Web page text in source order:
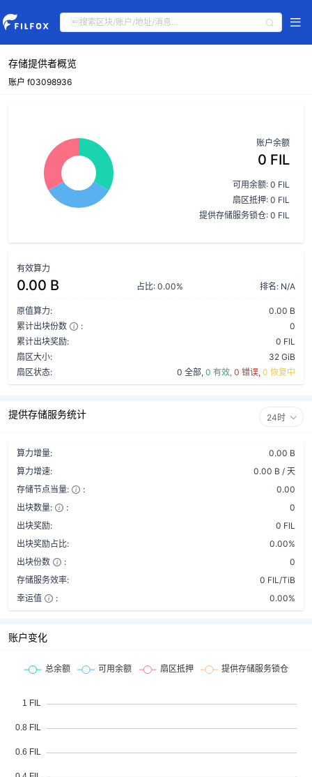
存储提供者概览
账户 f03098936
账户余额
0 FIL
可用余额: 0 FIL
扇区抵押: 0 FIL
提供存储服务锁仓: 0 FIL
有效算力
0.00 B 占比: 0.00% 排名: N/A
原值算力:
0.00 B
累计出块份数
:
0
累计出块奖励:
0 FIL
扇区大小:
32 GiB
扇区状态:
0 全部, 0 有效, 0 错误, 0 恢复中
提供存储服务统计 24时
算力增量:
0.00 B
算力增速:
0.00 B / 天
存储节点当量:
:
0.00
出块数量:
:
0
出块奖励:
0 FIL
出块奖励占比:
0.00%
出块份数
:
0
存储服务效率:
0 FIL/TiB
幸运值
: 0.00%
账户变化